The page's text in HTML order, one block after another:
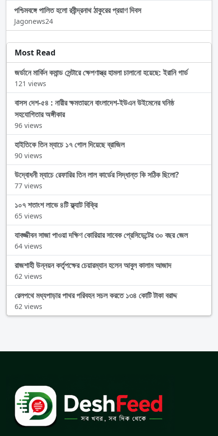
পশ্চিমবঙ্গে পালিত হলো রবীন্দ্রনাথ ঠাকুরের প্রয়াণ দিবস
Jagonews24
Most Read
জর্ডানে মার্কিন কমান্ড সেন্টারে ক্ষেপণাস্ত্র হামলা চালানো হয়েছে: ইরানি গার্ড
121 views
বাসস দেশ-৫৪ : নারীর ক্ষমতায়নে বাংলাদেশ-ইউএন উইমেনের ঘনিষ্ঠ
সহযোগিতার অঙ্গীকার
96 views
হাইতিকে তিন ম্যাচে ১৭ গোল দিয়েছে ব্রাজিল
90 views
উদ্বোধনী ম্যাচে রেফারির তিন লাল কার্ডের সিদ্ধান্ত কি সঠিক ছিলো?
77 views
১০৭ শতাংশ লাভে ৪টি ফ্ল্যাট বিক্রি
65 views
যাবজ্জীবন সাজা পাওয়া দক্ষিণ কোরিয়ার সাবেক প্রেসিডেন্টের ৩০ বছর জেল
64 views
রাজশাহী উন্নয়ন কর্তৃপক্ষের চেয়ারম্যান হলেন আবুল কালাম আজাদ
62 views
রেলপথে মধ্যপাড়ার পাথর পরিবহন সচল করতে ১৩৪ কোটি টাকা বরাদ্দ
62 views